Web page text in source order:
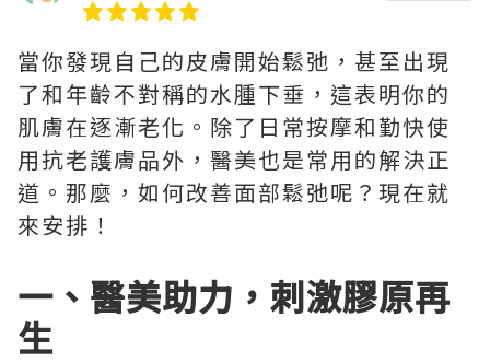
當你發現自己的皮膚開始鬆弛，甚至出現
了和年齡不對稱的水腫下垂，這表明你的
肌膚在逐漸老化。除了日常按摩和勤快使
用抗老護膚品外，醫美也是常用的解決正
道。那麼，如何改善面部鬆弛呢？現在就
來安排！
一、醫美助力，刺激膠原再
生